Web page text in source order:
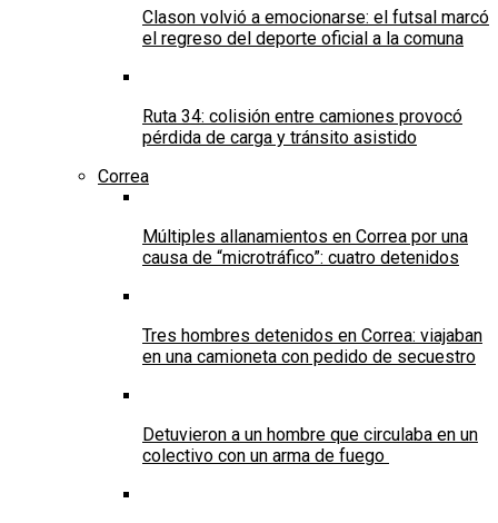
Clason volvió a emocionarse: el futsal marcó
el regreso del deporte oficial a la comuna
Ruta 34: colisión entre camiones provocó
pérdida de carga y tránsito asistido
Correa
Múltiples allanamientos en Correa por una
causa de “microtráfico”: cuatro detenidos
Tres hombres detenidos en Correa: viajaban
en una camioneta con pedido de secuestro
Detuvieron a un hombre que circulaba en un
colectivo con un arma de fuego